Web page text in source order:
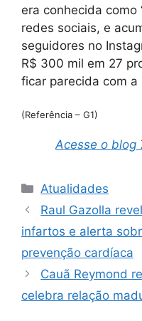
era conhecida como
redes sociais, e
seguidores no
R$ 300 mil em 27
ficar parecida com a
(Referência – G1)
Acesse o blog
Categorias
Atualidades
Raul Gazolla
infartos e alerta
prevenção cardíaca
Cauã Reymond
celebra relação